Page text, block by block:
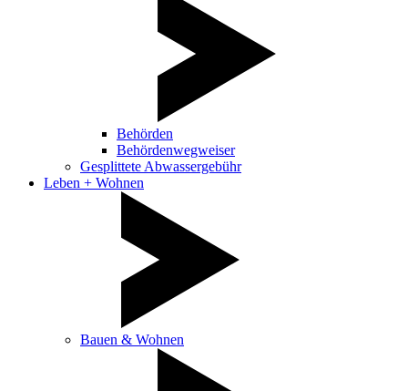
Behörden
Behördenwegweiser
Gesplittete Abwassergebühr
Leben + Wohnen
Bauen & Wohnen